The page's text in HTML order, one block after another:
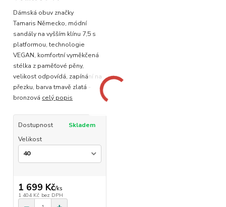
Dámská obuv značky
Tamaris Německo, módní
sandály na vyšším klínu 7,5 s
platformou, technologie
VEGAN, komfortní vyměkčená
stélka z paměťové pěny,
velikost odpovídá, zapínání na
přezku, barva tmavě zlatá -
bronzová celý popis
Dostupnost
Skladem
Velikost
1 699 Kč/ks
1 404 Kč bez DPH